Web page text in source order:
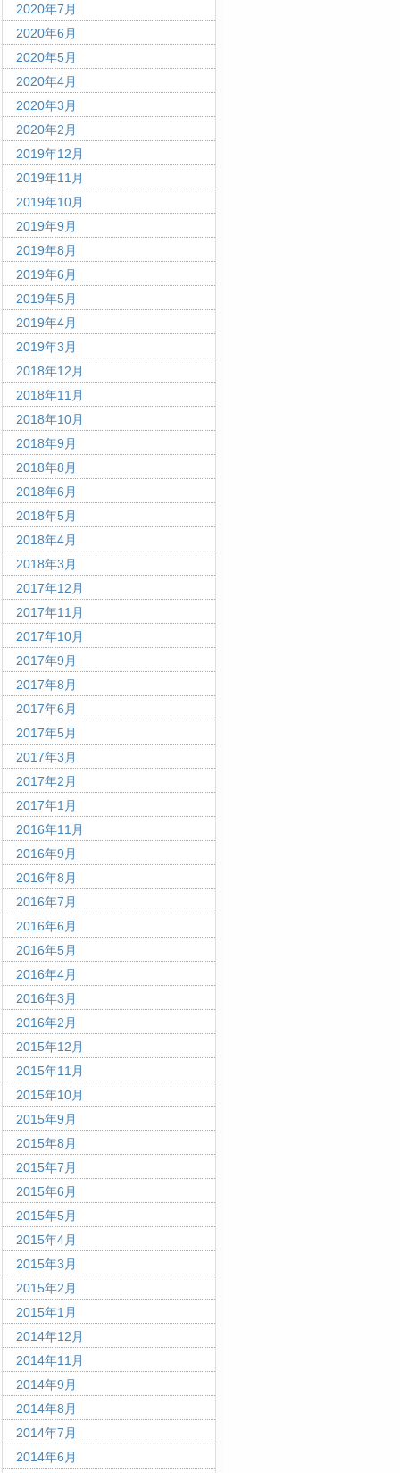
2020年7月
2020年6月
2020年5月
2020年4月
2020年3月
2020年2月
2019年12月
2019年11月
2019年10月
2019年9月
2019年8月
2019年6月
2019年5月
2019年4月
2019年3月
2018年12月
2018年11月
2018年10月
2018年9月
2018年8月
2018年6月
2018年5月
2018年4月
2018年3月
2017年12月
2017年11月
2017年10月
2017年9月
2017年8月
2017年6月
2017年5月
2017年3月
2017年2月
2017年1月
2016年11月
2016年9月
2016年8月
2016年7月
2016年6月
2016年5月
2016年4月
2016年3月
2016年2月
2015年12月
2015年11月
2015年10月
2015年9月
2015年8月
2015年7月
2015年6月
2015年5月
2015年4月
2015年3月
2015年2月
2015年1月
2014年12月
2014年11月
2014年9月
2014年8月
2014年7月
2014年6月